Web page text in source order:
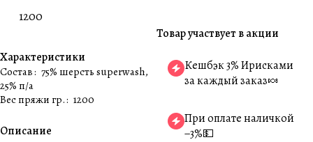
1200
Характеристики
Состав: 75% шерсть superwash,
25% п/а
Вес пряжи гр.: 1200
Описание
Товар участвует в акции
Кешбэк 3% Ирисками
за каждый заказ🍬
При оплате наличкой
−3%💵